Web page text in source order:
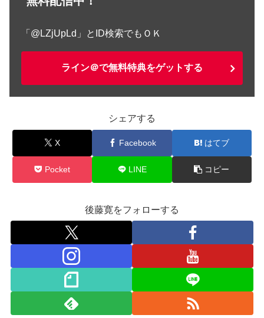
「@LZjUpLd」とID検索でもＯＫ
ライン＠で無料特典をゲットする
シェアする
X Facebook はてブ
Pocket LINE コピー
後藤寛をフォローする